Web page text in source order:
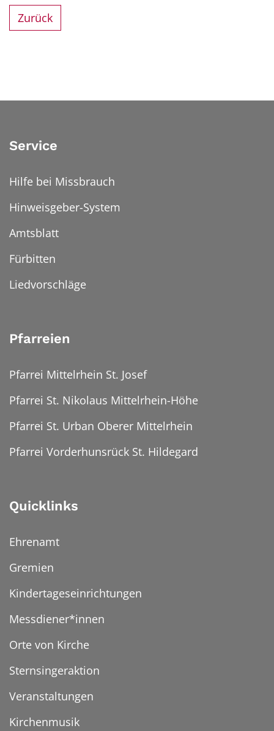
Zurück
Service
Hilfe bei Missbrauch
Hinweisgeber-System
Amtsblatt
Fürbitten
Liedvorschläge
Pfarreien
Pfarrei Mittelrhein St. Josef
Pfarrei St. Nikolaus Mittelrhein-Höhe
Pfarrei St. Urban Oberer Mittelrhein
Pfarrei Vorderhunsrück St. Hildegard
Quicklinks
Ehrenamt
Gremien
Kindertageseinrichtungen
Messdiener*innen
Orte von Kirche
Sternsingeraktion
Veranstaltungen
Kirchenmusik